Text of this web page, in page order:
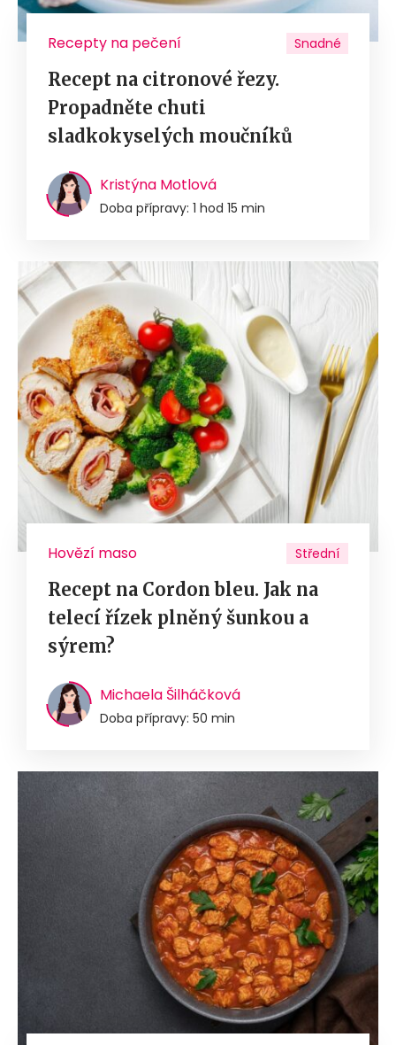
Recepty na pečení Snadné
Recept na citronové řezy.
Propadněte chuti
sladkokyselých moučníků
Kristýna Motlová
Doba přípravy: 1 hod 15 min
Hovězí maso Střední
Recept na Cordon bleu. Jak na
telecí řízek plněný šunkou a
sýrem?
Michaela Šilháčková
Doba přípravy: 50 min